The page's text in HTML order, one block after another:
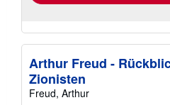
Arthur Freud -
Zionisten
Freud, Arthur